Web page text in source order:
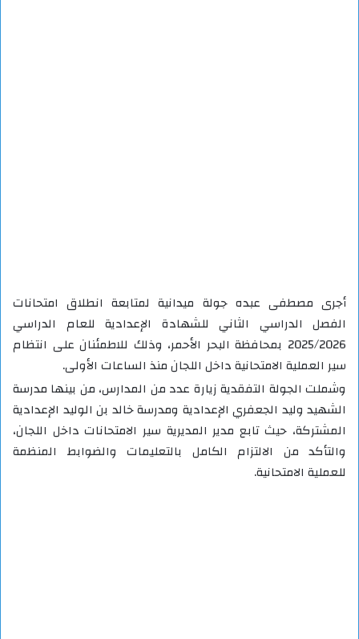
أجرى مصطفى عبده جولة ميدانية لمتابعة انطلاق امتحانات
الفصل الدراسي الثاني للشهادة الإعدادية للعام الدراسي
2025/2026 بمحافظة البحر الأحمر، وذلك للاطمئنان على انتظام
سير العملية الامتحانية داخل اللجان منذ الساعات الأولى.
وشملت الجولة التفقدية زيارة عدد من المدارس، من بينها مدرسة
الشهيد وليد الجعفري الإعدادية ومدرسة خالد بن الوليد الإعدادية
المشتركة، حيث تابع مدير المديرية سير الامتحانات داخل اللجان،
والتأكد من الالتزام الكامل بالتعليمات والضوابط المنظمة
للعملية الامتحانية.